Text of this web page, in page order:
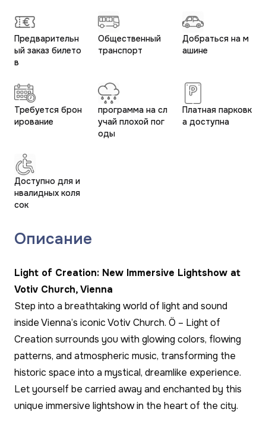
Предварительн
ый заказ билето
в
Общественный
транспорт
Добраться на м
ашине
Требуется брон
ирование
программа на сл
учай плохой пог
оды
Платная парковк
а доступна
Доступно для и
нвалидных коля
сок
Описание
Light of Creation: New Immersive Lightshow at
Votiv Church, Vienna
Step into a breathtaking world of light and sound
inside Vienna’s iconic Votiv Church. Ö – Light of
Creation surrounds you with glowing colors, flowing
patterns, and atmospheric music, transforming the
historic space into a mystical, dreamlike experience.
Let yourself be carried away and enchanted by this
unique immersive lightshow in the heart of the city.